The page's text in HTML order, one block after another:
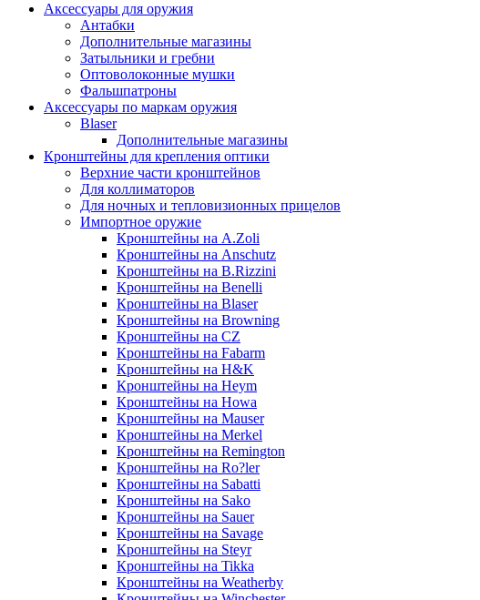
Аксессуары для оружия
Антабки
Дополнительные магазины
Затыльники и гребни
Оптоволоконные мушки
Фальшпатроны
Аксессуары по маркам оружия
Blaser
Дополнительные магазины
Кронштейны для крепления оптики
Верхние части кронштейнов
Для коллиматоров
Для ночных и тепловизионных прицелов
Импортное оружие
Кронштейны на A.Zoli
Кронштейны на Anschutz
Кронштейны на B.Rizzini
Кронштейны на Benelli
Кронштейны на Blaser
Кронштейны на Browning
Кронштейны на CZ
Кронштейны на Fabarm
Кронштейны на H&K
Кронштейны на Heym
Кронштейны на Howa
Кронштейны на Mauser
Кронштейны на Merkel
Кронштейны на Remington
Кронштейны на Ro?ler
Кронштейны на Sabatti
Кронштейны на Sako
Кронштейны на Sauer
Кронштейны на Savage
Кронштейны на Steyr
Кронштейны на Tikka
Кронштейны на Weatherby